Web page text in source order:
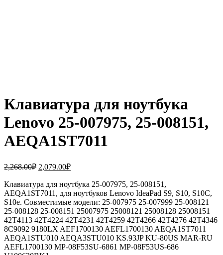
Клавиатура для ноутбука
Lenovo 25-007975, 25-008151,
AEQA1ST7011
2,268.00₽ Первоначальная
составляла
2,268.00₽.
2,079.00₽Текущая
2,079.00₽.
Клавиатура для ноутбука 25-007975, 25-008151,
AEQA1ST7011, для ноутбуков Lenovo IdeaPad S9, S10, S10C,
S10e. Совместимые модели: 25-007975 25-007999 25-008121
25-008128 25-008151 25007975 25008121 25008128 25008151
42T4113 42T4224 42T4231 42T4259 42T4266 42T4276 42T4346
8C9092 9180LX AEF1700130 AEFL1700130 AEQA1ST7011
AEQA1STU010 AEQA3STU010 KS.93JP KU-80US MAR-RU
AEFL1700130 MP-08F53SU-6861 MP-08F53US-686